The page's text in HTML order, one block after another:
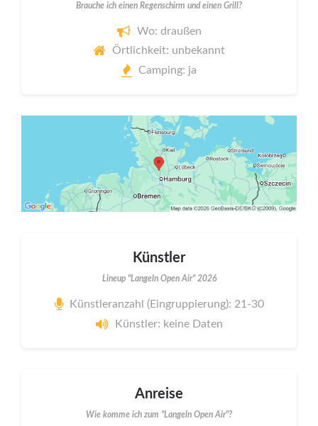
Brauche ich einen Regenschirm und einen Grill?
Wo: draußen
Örtlichkeit: unbekannt
Camping: ja
Künstler
Lineup "Langeln Open Air" 2026
Künstleranzahl (Eingruppierung): 21-30
Künstler: keine Daten
Anreise
Wie komme ich zum "Langeln Open Air"?